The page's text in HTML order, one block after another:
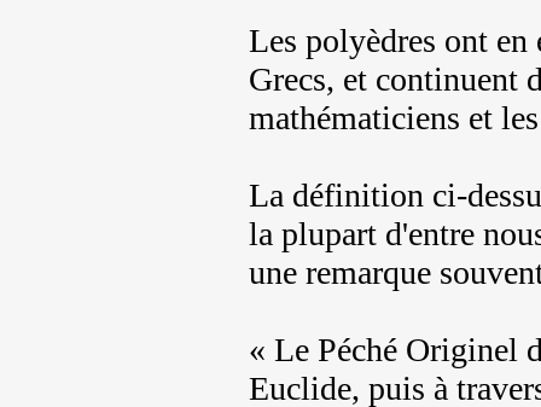
Les polyèdres ont
Grecs, et continuent
mathématiciens et
La définition ci-
la plupart d'entre
une remarque
« Le Péché Originel
Euclide, puis à